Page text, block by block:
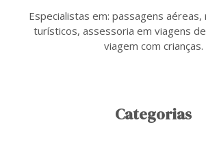
Especialistas em: passagens aéreas,
turísticos, assessoria em viagens
viagem com crianças.
Categorias